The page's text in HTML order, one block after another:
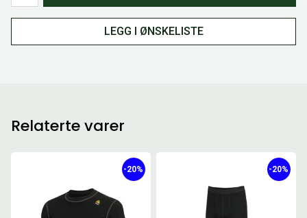
LEGG I ØNSKELISTE
Relaterte varer
-20% -20%